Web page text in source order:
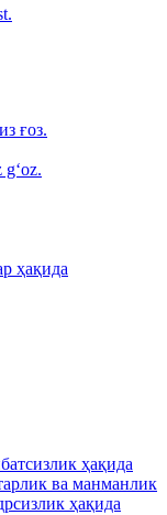
ғоз.
ҳақида
ҳақида
ва манманлик
ҳақида